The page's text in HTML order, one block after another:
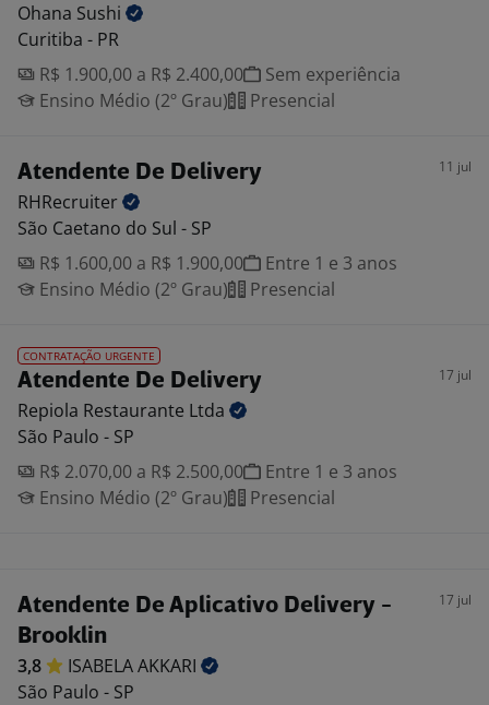
Ohana Sushi
Curitiba - PR
R$ 1.900,00 a R$ 2.400,00
Sem experiência
Ensino Médio (2º Grau)
Presencial
Atendente De Delivery 11 jul
RHRecruiter
São Caetano do Sul - SP
R$ 1.600,00 a R$ 1.900,00
Entre 1 e 3 anos
Ensino Médio (2º Grau)
Presencial
CONTRATAÇÃO URGENTE
Atendente De Delivery 17 jul
Repiola Restaurante Ltda
São Paulo - SP
R$ 2.070,00 a R$ 2.500,00
Entre 1 e 3 anos
Ensino Médio (2º Grau)
Presencial
Atendente De Aplicativo Delivery -
Brooklin
17 jul
3,8 ISABELAAKKARI
São Paulo - SP